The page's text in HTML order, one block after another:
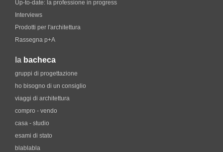
Up-to-date: la professione in progress
Interviews
Prodotti per l'architettura
Rassegna p+A
la bacheca
gruppi di progettazione
ho bisogno di un consiglio
viaggi di architettura
compro - vendo
casa - studio
esami di stato
blablabla